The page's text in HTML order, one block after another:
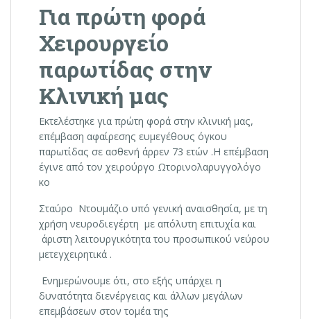
Για πρώτη φορά
Χειρουργείο
παρωτίδας στην
Κλινική μας
Εκτελέστηκε για πρώτη φορά στην κλινική μας,
επέμβαση αφαίρεσης ευμεγέθους όγκου
παρωτίδας σε ασθενή άρρεν 73 ετών .Η επέμβαση
έγινε από τον χειρούργο Ωτορινολαρυγγολόγο
κο
Σταύρο Ντουμάζιο υπό γενική αναισθησία, με τη
χρήση νευροδιεγέρτη με απόλυτη επιτυχία και
άριστη λειτουργικότητα του προσωπικού νεύρου
μετεγχειρητικά .
Ενημερώνουμε ότι, στο εξής υπάρχει η
δυνατότητα διενέργειας και άλλων μεγάλων
επεμβάσεων στον τομέα της